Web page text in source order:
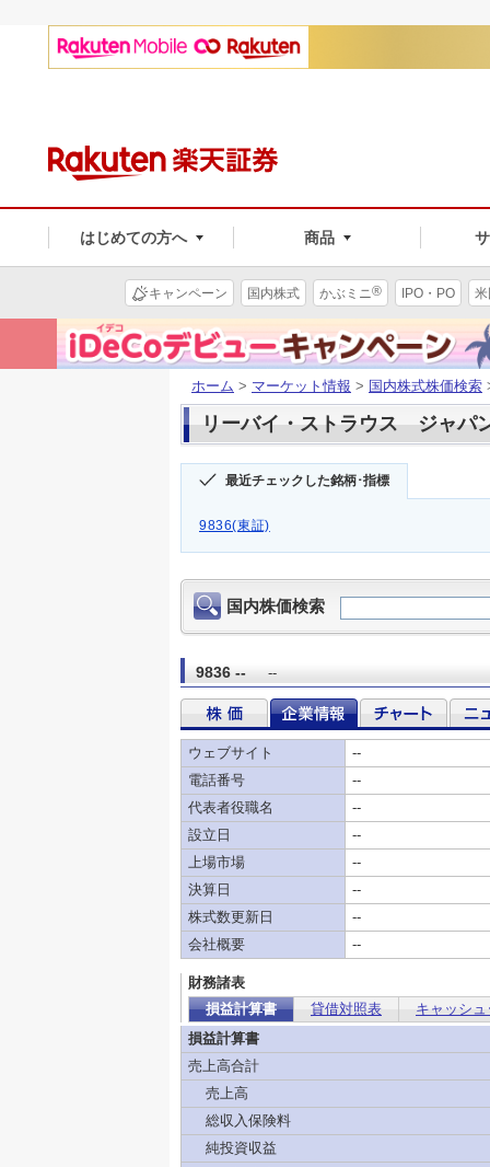
はじめての方へ 商品
キャンペーン 国内株式 かぶミニ® IPO・PO
ホーム > マーケット情報 > 国内株式株価検索
リーバイ・ストラウス ジャパ
最近チェックした銘柄･指標
9836(東証)